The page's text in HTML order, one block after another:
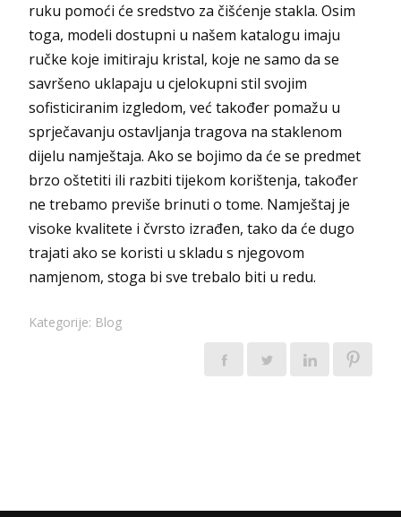
ruku pomoći će sredstvo za čišćenje stakla. Osim
toga, modeli dostupni u našem katalogu imaju
ručke koje imitiraju kristal, koje ne samo da se
savršeno uklapaju u cjelokupni stil svojim
sofisticiranim izgledom, već također pomažu u
sprječavanju ostavljanja tragova na staklenom
dijelu namještaja. Ako se bojimo da će se predmet
brzo oštetiti ili razbiti tijekom korištenja, također
ne trebamo previše brinuti o tome. Namještaj je
visoke kvalitete i čvrsto izrađen, tako da će dugo
trajati ako se koristi u skladu s njegovom
namjenom, stoga bi sve trebalo biti u redu.
Kategorije: Blog